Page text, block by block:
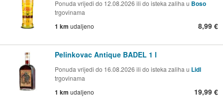
Ponuda vrijedi do 12.08.2026 ili do isteka zaliha u Boso
trgovinama
1 km udaljeno 8,99 €
Pelinkovac Antique BADEL 1 l
Ponuda vrijedi do 16.08.2026 ili do isteka zaliha u Lidl
trgovinama
1 km udaljeno 19,99 €